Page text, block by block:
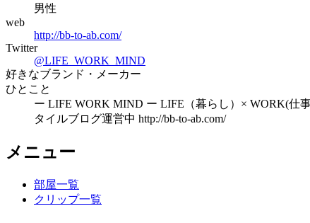
男性
web
http://bb-to-ab.com/
Twitter
@LIFE_WORK_MIND
好きなブランド・メーカー
ひとこと
ー LIFE WORK MIND ー LIFE（暮らし）× WORK(仕
タイルブログ運営中 http://bb-to-ab.com/
メニュー
部屋一覧
クリップ一覧